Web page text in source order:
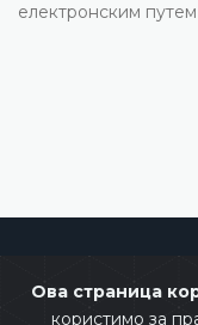
Ова страница
користимо за
електронским